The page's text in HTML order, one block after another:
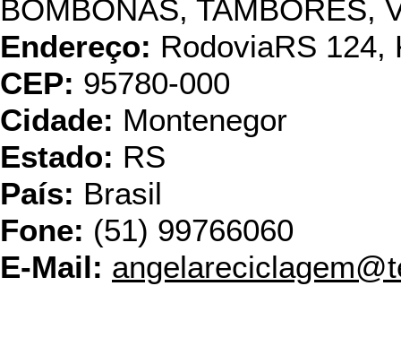
BOMBONAS, TAMBORES,
Endereço: RodoviaRS 124,
CEP: 95780-000
Cidade: Montenegor
Estado: RS
País: Brasil
Fone: (51) 99766060
E-Mail: